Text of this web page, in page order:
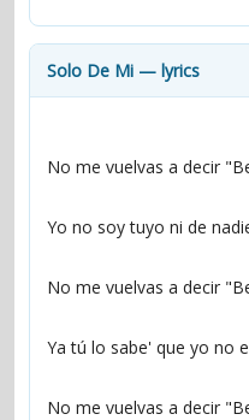
contacts
Solo De Mi — lyrics
No me vuelvas a decir
Yo no soy tuyo ni de
No me vuelvas a decir
Ya tú lo sabe' que yo no
No me vuelvas a decir